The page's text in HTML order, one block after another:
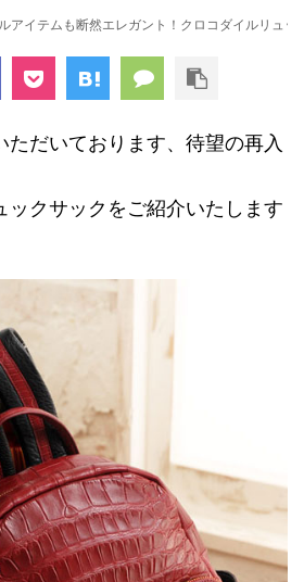
アイテムも断然エレガント！クロコダイルリュ
ただいております、待望の再入
クサックをご紹介いたします